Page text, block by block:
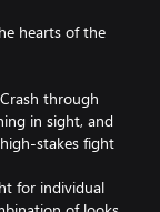
hearts of the
through
in sight, and
stakes fight
for individual